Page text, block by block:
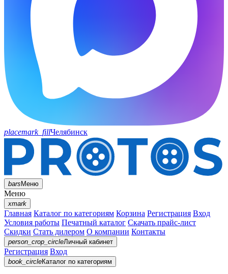
placemark_fillЧелябинск
barsМеню
Меню
xmark
Главная Каталог по категориям Корзина Регистрация Вход
Условия работы Печатный каталог Скачать прайс-лист
Скидки Стать дилером О компании Контакты
person_crop_circleЛичный кабинет
Регистрация Вход
book_circleКаталог по категориям